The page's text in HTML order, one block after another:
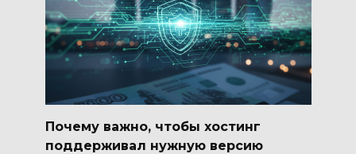
Почему важно, чтобы хостинг
поддерживал нужную версию